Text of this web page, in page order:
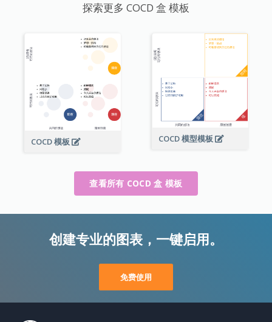
探索更多 COCD 盒 模板
COCD 模板 COCD 模型模板
查看所有 COCD 盒 模板
创建专业的图表，一键启用。
免费使用